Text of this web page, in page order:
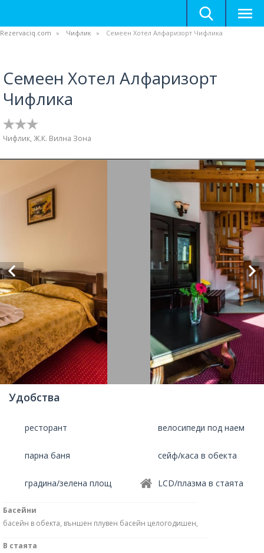
Rezervaciq.com Чифлик Семеен Хотел Алфаризорт Чифлика
Семеен Хотел Алфаризорт
Чифлика
Чифлик, Ж.К. Вилна Зона
Удобства
ресторант велосипеди под наем
парна баня сейф/каса в обекта
градина/зелена площ LCD/плазма в стаята
Басейни
басейн в обекта, външен плувен басейн целогодишен,
В стаята